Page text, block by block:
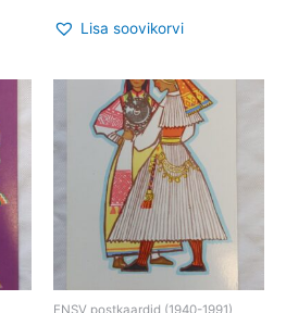
Lisa soovikorvi